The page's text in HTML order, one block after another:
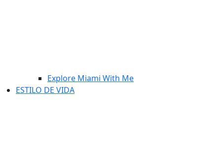
Explore Miami With Me
ESTILO DE VIDA